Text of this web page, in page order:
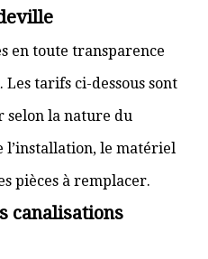
en toute transparence
tarifs ci-dessous sont
selon la nature du
l’installation, le matériel
pièces à remplacer.
canalisations